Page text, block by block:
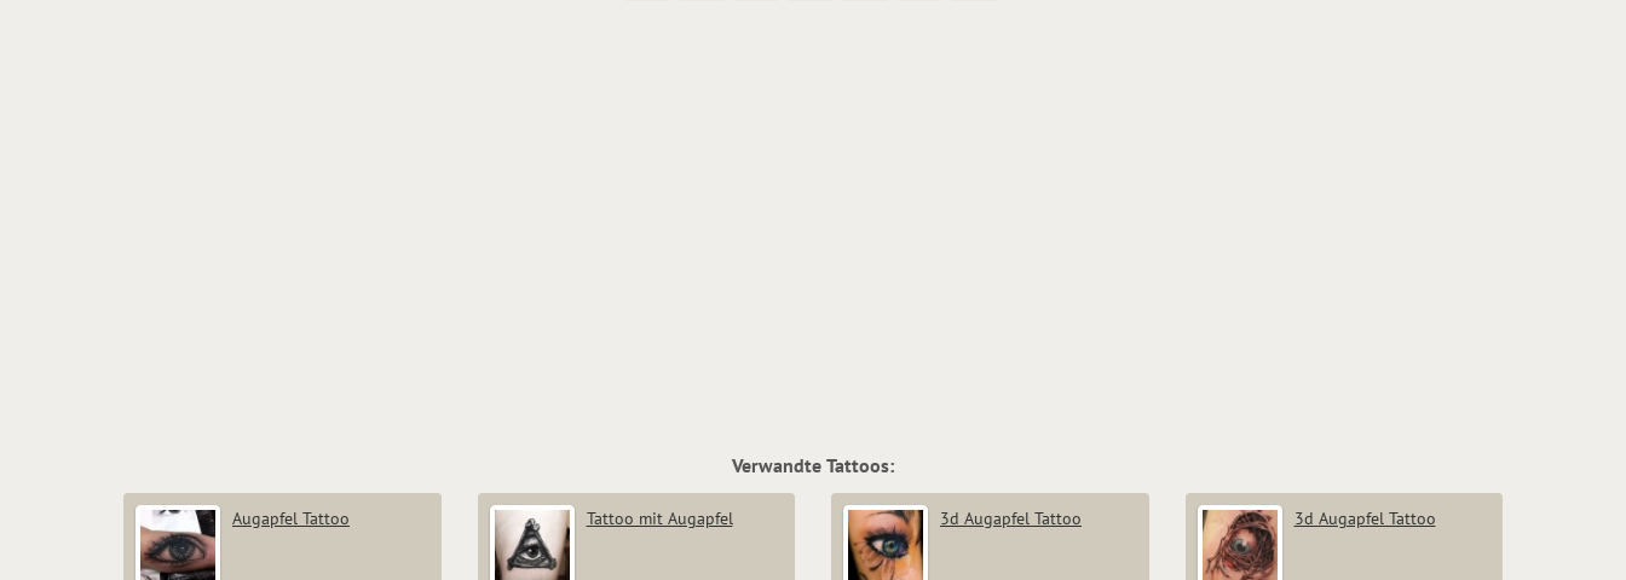
Verwandte Tattoos:
Augapfel Tattoo Tattoo mit Augapfel 3d Augapfel Tattoo 3d Augapfel Tattoo